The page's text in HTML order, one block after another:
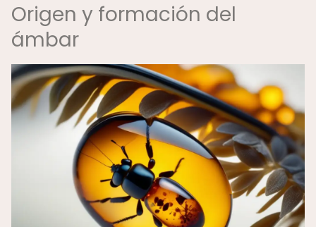
Origen y formación del
ámbar